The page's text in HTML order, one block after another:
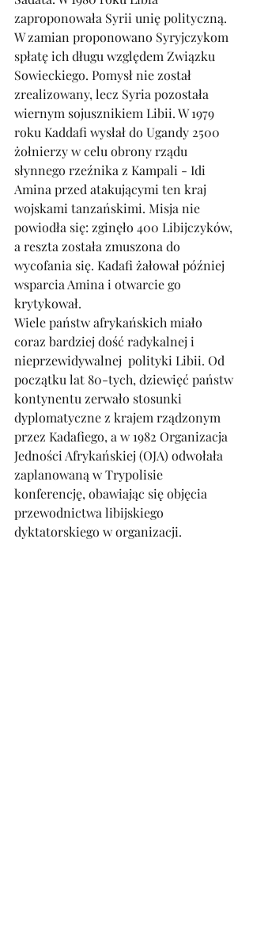
zaproponowała Syrii unię polityczną.
W zamian proponowano Syryjczykom
spłatę ich długu względem Związku
Sowieckiego. Pomysł nie został
zrealizowany, lecz Syria pozostała
wiernym sojusznikiem Libii. W 1979
roku Kaddafi wysłał do Ugandy 2500
żołnierzy w celu obrony rządu
słynnego rzeźnika z Kampali - Idi
Amina przed atakującymi ten kraj
wojskami tanzańskimi. Misja nie
powiodła się: zginęło 400 Libijczyków,
a reszta została zmuszona do
wycofania się. Kadafi żałował później
wsparcia Amina i otwarcie go
krytykował.
Wiele państw afrykańskich miało
coraz bardziej dość radykalnej i
nieprzewidywalnej  polityki Libii. Od
początku lat 80-tych, dziewięć państw
kontynentu zerwało stosunki
dyplomatyczne z krajem rządzonym
przez Kadafiego, a w 1982 Organizacja
Jedności Afrykańskiej (OJA) odwołała
zaplanowaną w Trypolisie
konferencję, obawiając się objęcia
przewodnictwa libijskiego
dyktatorskiego w organizacji.